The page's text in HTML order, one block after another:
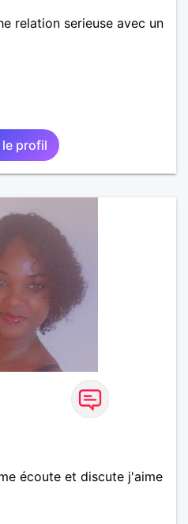
relation serieuse avec un
le profil
écoute et discute j'aime